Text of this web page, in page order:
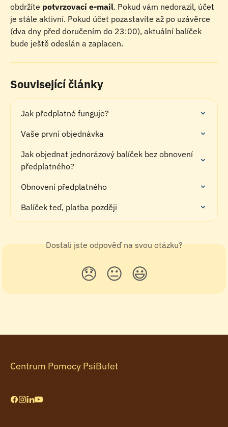
obdržíte potvrzovací e-mail. Pokud vám nedorazil, účet
je stále aktivní. Pokud účet pozastavíte až po uzávěrce
(dva dny před doručením do 23:00), aktuální balíček
bude ještě odeslán a zaplacen.
Související články
Jak předplatné funguje?
Vaše první objednávka
Jak objednat jednorázový balíček bez obnovení
předplatného?
Obnovení předplatného
Balíček teď, platba později
Dostali jste odpověď na svou otázku?
😞 😐 😃
Centrum Pomocy PsiBufet